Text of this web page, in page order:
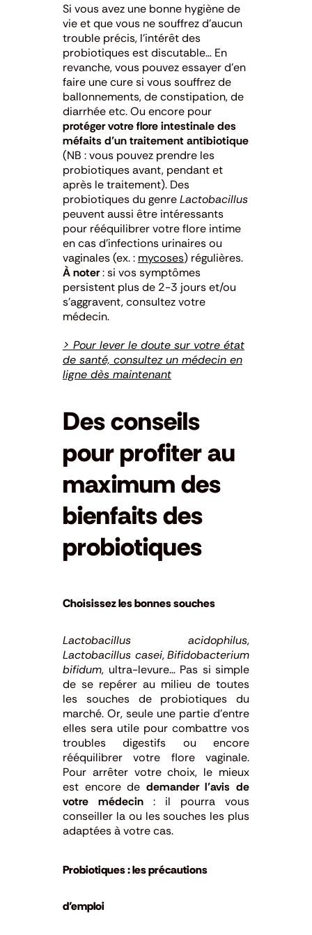
Si vous avez une bonne hygiène de
vie et que vous ne souffrez d’aucun
trouble précis, l’intérêt des
probiotiques est discutable… En
revanche, vous pouvez essayer d’en
faire une cure si vous souffrez de
ballonnements, de constipation, de
diarrhée etc. Ou encore pour
protéger votre flore intestinale des
méfaits d’un traitement antibiotique
(NB : vous pouvez prendre les
probiotiques avant, pendant et
après le traitement). Des
probiotiques du genreLactobacillus
peuvent aussi être intéressants
pour rééquilibrer votre flore intime
en cas d’infections urinaires ou
vaginales (ex. : mycoses) régulières.
À noter: si vos symptômes
persistent plus de 2-3 jours et/ou
s’aggravent, consultez votre
médecin.
> Pour lever le doute sur votre état
de santé, consultez un médecin en
ligne dès maintenant
Des conseils
pour profiter au
maximum des
bienfaits des
probiotiques
Choisissez les bonnes souches
Lactobacillus acidophilus,
Lactobacillus casei,Bifidobacterium
bifidum, ultra-levure… Pas si simple
de se repérer au milieu de toutes
les souches de probiotiques du
marché. Or, seule une partie d’entre
elles sera utile pour combattre vos
troubles digestifs ou encore
rééquilibrer votre flore vaginale.
Pour arrêter votre choix, le mieux
est encore de demander l’avis de
votre médecin : il pourra vous
conseiller la ou les souches les plus
adaptées à votre cas.
Probiotiques : les précautions
d’emploi